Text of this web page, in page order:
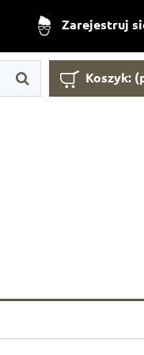
Zarejestruj
Koszyk: